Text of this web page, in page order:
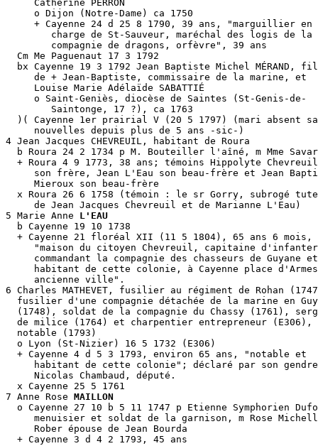
     Catherine PERRON
     o Dijon (Notre-Dame) ca 1750
     + Cayenne 24 d 25 8 1790, 39 ans, "marguillier en
        charge de St-Sauveur, maréchal des logis de la
        compagnie de dragons, orfèvre", 39 ans
  Cm Me Paguenaut 17 3 1792
bx Cayenne 19 3 1792 Jean Baptiste Michel MÉRAND,
     de + Jean-Baptiste, commissaire de la marine, et
     Louise Marie Adélaïde SABATTIÉ
     o Saint-Geniès, diocèse de Saintes (St-Genis-de-
        Saintonge, 17 ?), ca 1763
)( Cayenne 1er prairial V (20 5 1797) (mari absent
     nouvelles depuis plus de 5 ans -sic-)
4 Jean Jacques CHEVREUIL, habitant de Roura
b Roura 24 2 1734 p M. Bouteiller l'aîné, m Mme
+ Roura 4 9 1773, 38 ans; témoins Hippolyte
son frère, Jean L'Eau son beau-frère et Jean
     Mieroux son beau-frère
x Roura 26 6 1758 (témoin : le sr Gorry, subrogé
     de Jean Jacques Chevreuil et de Marianne L'Eau)
5 Marie Anne L'EAU
  b Cayenne 19 10 1738
  + Cayenne 21 floréal XII (11 5 1804), 65 ans 6 mois,
"maison du citoyen Chevreuil, capitaine
commandant la compagnie des chasseurs de Guyane
habitant de cette colonie, à Cayenne place
     ancienne ville".
6 Charles MATHEVET, fusilier au régiment de Rohan
fusilier d'une compagnie détachée de la marine en
(1748), soldat de la compagnie du Chassy (1761),
  de milice (1764) et charpentier entrepreneur (E306),
  notable (1793)
  o Lyon (St-Nizier) 16 5 1732 (E306)
  + Cayenne 4 d 5 3 1793, environ 65 ans, "notable et
habitant de cette colonie"; déclaré par son
     Nicolas Chambaud, député.
  x Cayenne 25 5 1761
7 Anne Rose MAILLON
o Cayenne 27 10 b 5 11 1747 p Etienne Symphorien
menuisier et soldat de la garnison, m Rose
     Rober épouse de Jean Bourda
  + Cayenne 3 d 4 2 1793, 45 ans